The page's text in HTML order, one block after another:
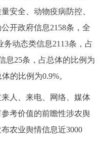
日本語
РУССКИЙ ЯЗЫК
安全、动物疫病防控、
开政府信息2158条，全
务动态类信息2113条，占
息25条，占总体的比例为
的比例为0.9%。
人、来电、网络、媒体
考价值的前瞻性涉农舆
农业舆情信息近3000